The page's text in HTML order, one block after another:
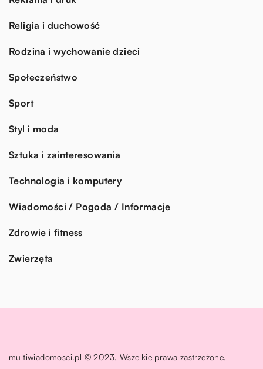
Religia i duchowość
Rodzina i wychowanie dzieci
Społeczeństwo
Sport
Styl i moda
Sztuka i zainteresowania
Technologia i komputery
Wiadomości / Pogoda / Informacje
Zdrowie i fitness
Zwierzęta
multiwiadomosci.pl © 2023. Wszelkie prawa zastrzeżone.